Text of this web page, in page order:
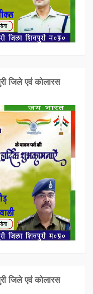
जिले एवं कोलारस
जिले एवं कोलारस